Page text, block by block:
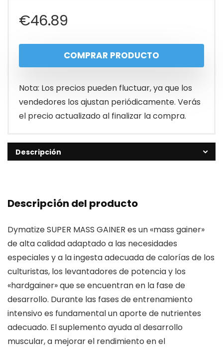
€46.89
COMPRAR PRODUCTO
Nota: Los precios pueden fluctuar, ya que los
vendedores los ajustan periódicamente. Verás
el precio actualizado al finalizar la compra.
Descripción
Descripción del producto
Dymatize SUPER MASS GAINER es un «mass gainer»
de alta calidad adaptado a las necesidades
especiales y a la ingesta adecuada de calorías de los
culturistas, los levantadores de potencia y los
«hardgainer» que se encuentran en la fase de
desarrollo. Durante las fases de entrenamiento
intensivo es fundamental un aporte de nutrientes
adecuado. El suplemento ayuda al desarrollo
muscular, a mejorar el rendimiento en el